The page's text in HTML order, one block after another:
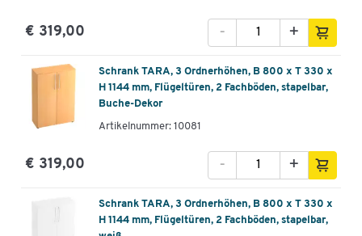
€ 319,00 +
-
Schrank TARA, 3 Ordnerhöhen, B 800 x T 330 x
H 1144 mm, Flügeltüren, 2 Fachböden, stapelbar,
Buche-Dekor
Artikelnummer: 10081
€ 319,00 +
-
Schrank TARA, 3 Ordnerhöhen, B 800 x T 330 x
H 1144 mm, Flügeltüren, 2 Fachböden, stapelbar,